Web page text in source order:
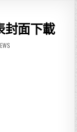
封面下載